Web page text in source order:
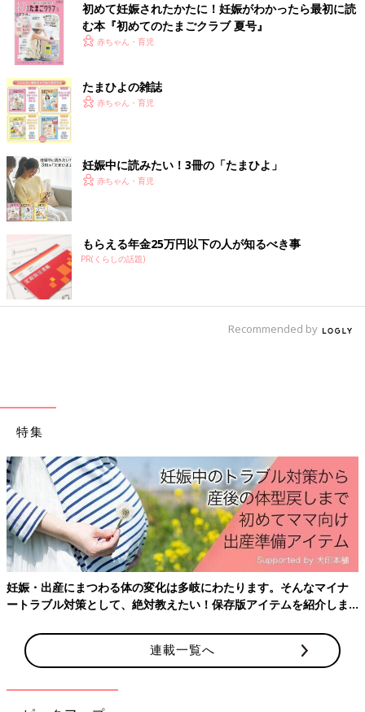
初めて妊娠されたかたに！妊娠がわかったら最初に読
む本『初めてのたまごクラブ 夏号』
赤ちゃん・育児
たまひよの雑誌
赤ちゃん・育児
妊娠中に読みたい！3冊の「たまひよ」
赤ちゃん・育児
もらえる年金25万円以下の人が知るべき事
PR(くらしの話題)
Recommended by
特集
妊娠・出産にまつわる体の変化は多岐にわたります。そんなマイナ
ートラブル対策として、絶対教えたい！保存版アイテムを紹介しま
連載一覧へ